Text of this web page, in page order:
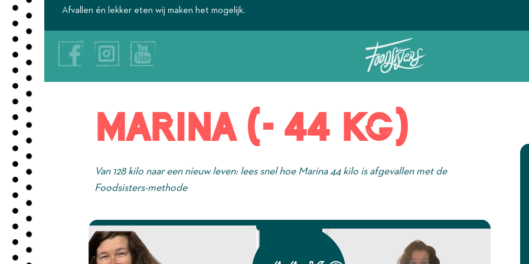
Afvallen én lekker eten wij maken het mogelijk.
Marina (- 44 kg)
Van 128 kilo naar een nieuw leven: lees snel hoe Marina 44 kilo is afgevallen met de
Foodsisters-methode